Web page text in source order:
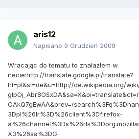
aris12
Napisano 9 Grudzień 2009
Wracając do tematu to znalazłem w
necie:http://translate.google.pl/translate?
hl=pl&sl=de&u=http://de.wikipedia.org/
CAkQ7gEwAA&prev=/
3Dpl%26lr%3D%26client%3Dfirefox-
X3%26sa%3DG